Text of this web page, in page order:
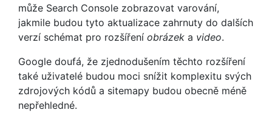
může Search Console zobrazovat varování,
jakmile budou tyto aktualizace zahrnuty do dalších
verzí schémat pro rozšíření obrázek a video.
Google doufá, že zjednodušením těchto rozšíření
také uživatelé budou moci snížit komplexitu svých
zdrojových kódů a sitemapy budou obecně méně
nepřehledné.